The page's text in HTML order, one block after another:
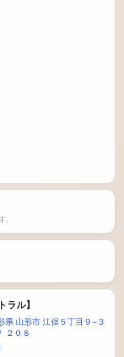
。
ル】
山形市 江俣５丁目９−３
２０８